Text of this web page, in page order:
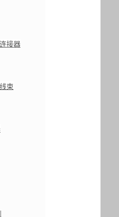
接器
束